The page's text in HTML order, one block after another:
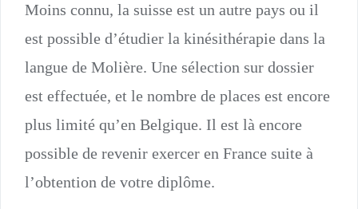
Moins connu, la suisse est un autre pays ou il
est possible d’étudier la kinésithérapie dans la
langue de Molière. Une sélection sur dossier
est effectuée, et le nombre de places est encore
plus limité qu’en Belgique. Il est là encore
possible de revenir exercer en France suite à
l’obtention de votre diplôme.